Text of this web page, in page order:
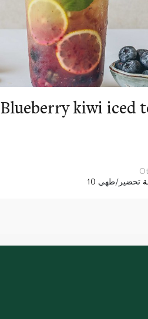
Blueberry kiwi iced
تحضير/طهي